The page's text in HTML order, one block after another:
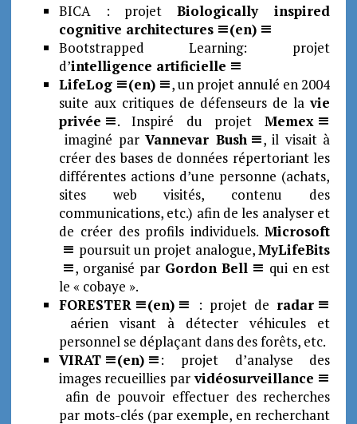
BICA : projetBiologically inspired
cognitive architectures
(en)
Bootstrapped Learning: projet
d’intelligence artificielle
LifeLog
(en)
, un projet annulé en 2004
suite aux critiques de défenseurs de lavie
privée
. Inspiré du projet Memex
imaginé parVannevar Bush
, il visait à
créer des bases de données répertoriant les
différentes actions d’une personne (achats,
sites web visités, contenu des
communications, etc.) afin de les analyser et
de créer des profils individuels.Microsoft
poursuit un projet analogue,MyLifeBits
, organisé par Gordon Bell
qui en est
le « cobaye ».
FORESTER
(en) : projet de radar
aérien visant à détecter véhicules et
personnel se déplaçant dans des forêts, etc.
VIRAT
(en)
: projet d’analyse des
images recueillies parvidéosurveillance
afin de pouvoir effectuer des recherches
par mots-clés (par exemple, en recherchant